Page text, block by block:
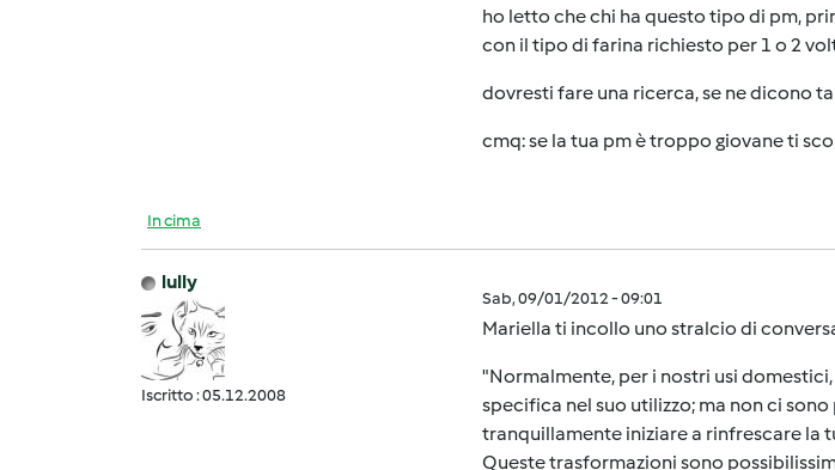
ho letto che chi ha questo tipo di pm,
con il tipo di farina richiesto per 1 o 2
dovresti fare una ricerca, se ne dicono
cmq: se la tua pm è troppo giovane ti
In cima
lully
Iscritto : 05.12.2008
Sab, 09/01/2012 - 09:01
Mariella ti incollo uno stralcio di
"Normalmente, per i nostri usi
specifica nel suo utilizzo; ma non ci
tranquillamente iniziare a rinfrescare la
Queste trasformazioni sono